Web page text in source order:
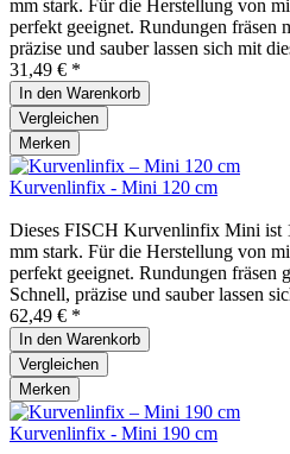
mm stark. Für die Herstellung von
perfekt geeignet. Rundungen
präzise und sauber lassen sich mit
31,49 € *
In den Warenkorb
Vergleichen
Merken
Kurvenlinfix - Mini 120 cm
Dieses FISCH Kurvenlinfix Mini ist
mm stark. Für die Herstellung von
perfekt geeignet. Rundungen
Schnell, präzise und sauber lassen
62,49 € *
In den Warenkorb
Vergleichen
Merken
Kurvenlinfix - Mini 190 cm